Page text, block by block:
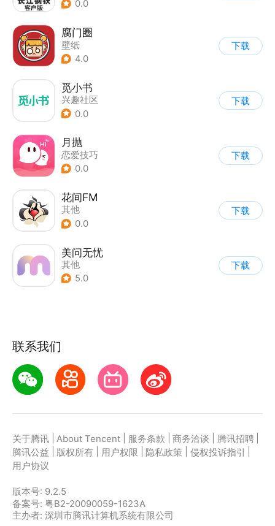
0.0
腐门圈
壁纸
4.0
下载
觅小书
兴趣社区
0.0
下载
月抛
恋爱技巧
0.0
下载
花间FM
其他
0.0
下载
美问无忧
其他
5.0
下载
联系我们
关于腾讯 About Tencent 服务条款 商务洽谈 腾讯招聘
腾讯公益
版权所有 用户权限 隐私政策 侵权投诉指引
用户协议
版本号: 9.2.5
备案号: 粤B2-20090059-1623A
主办者: 深圳市腾讯计算机系统有限公司